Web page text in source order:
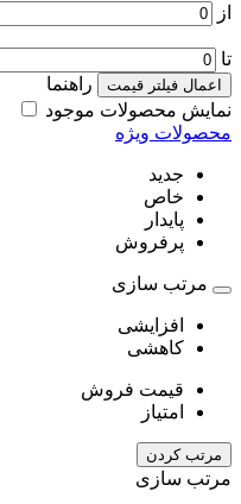
از
تا
اعمال فیلتر قیمت
راهنما
نمایش محصولات موجود
محصولات ویژه
جدید
خاص
پایدار
پرفروش
مرتب سازی
افزایشی
کاهشی
قیمت فروش
امتیاز
مرتب کردن
مرتب سازی